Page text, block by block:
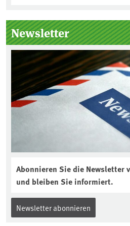
Newsletter
Abonnieren Sie die Newsletter
und bleiben Sie informiert.
Newsletter abonnieren